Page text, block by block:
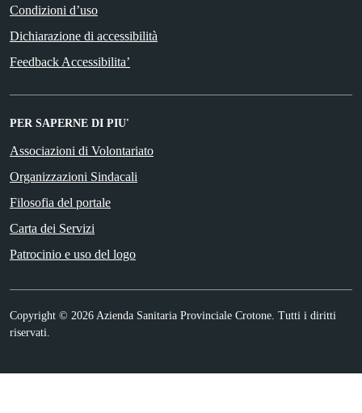
Condizioni d’uso
Dichiarazione di accessibilità
Feedback Accessibilita’
PER SAPERNE DI PIU'
Associazioni di Volontariato
Organizzazioni Sindacali
Filosofia del portale
Carta dei Servizi
Patrocinio e uso del logo
Copyright © 2026 Azienda Sanitaria Provinciale Crotone. Tutti i diritti
riservati.